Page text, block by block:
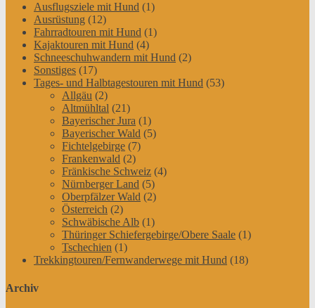
Ausflugsziele mit Hund (1)
Ausrüstung (12)
Fahrradtouren mit Hund (1)
Kajaktouren mit Hund (4)
Schneeschuhwandern mit Hund (2)
Sonstiges (17)
Tages- und Halbtagestouren mit Hund (53)
Allgäu (2)
Altmühltal (21)
Bayerischer Jura (1)
Bayerischer Wald (5)
Fichtelgebirge (7)
Frankenwald (2)
Fränkische Schweiz (4)
Nürnberger Land (5)
Oberpfälzer Wald (2)
Österreich (2)
Schwäbische Alb (1)
Thüringer Schiefergebirge/Obere Saale (1)
Tschechien (1)
Trekkingtouren/Fernwanderwege mit Hund (18)
Archiv